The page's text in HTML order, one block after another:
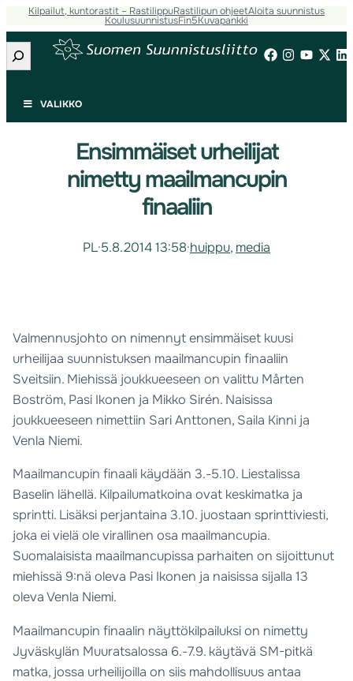
Kilpailut, kuntorastit – RastilippuRastilipun ohjeetAloita suunnistus
KoulusuunnistusFin5Kuvapankki
Etsi
VALIKKO
Ensimmäiset urheilijat
nimetty maailmancupin
finaaliin
PL·5.8.2014 13:58·huippu, media
Valmennusjohto on nimennyt ensimmäiset kuusi
urheilijaa suunnistuksen maailmancupin finaaliin
Sveitsiin. Miehissä joukkueeseen on valittu Mårten
Boström, Pasi Ikonen ja Mikko Sirén. Naisissa
joukkueeseen nimettiin Sari Anttonen, Saila Kinni ja
Venla Niemi.
Maailmancupin finaali käydään 3.-5.10. Liestalissa
Baselin lähellä. Kilpailumatkoina ovat keskimatka ja
sprintti. Lisäksi perjantaina 3.10. juostaan sprinttiviesti,
joka ei vielä ole virallinen osa maailmancupia.
Suomalaisista maailmancupissa parhaiten on sijoittunut
miehissä 9:nä oleva Pasi Ikonen ja naisissa sijalla 13
oleva Venla Niemi.
Maailmancupin finaalin näyttökilpailuksi on nimetty
Jyväskylän Muuratsalossa 6.-7.9. käytävä SM-pitkä
matka, jossa urheilijoilla on siis mahdollisuus antaa